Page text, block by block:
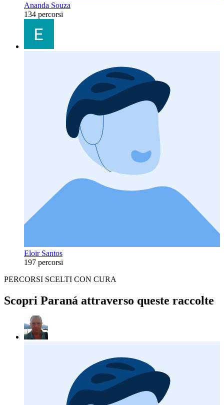
Ananda Souza
134 percorsi
Eloir Santos
197 percorsi
PERCORSI SCELTI CON CURA
Scopri Paraná attraverso queste raccolte